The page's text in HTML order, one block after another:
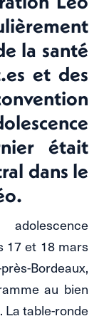
la santé
et des
était
dans le
17 et 18 mars
Bordeaux,
au bien
La table-ronde